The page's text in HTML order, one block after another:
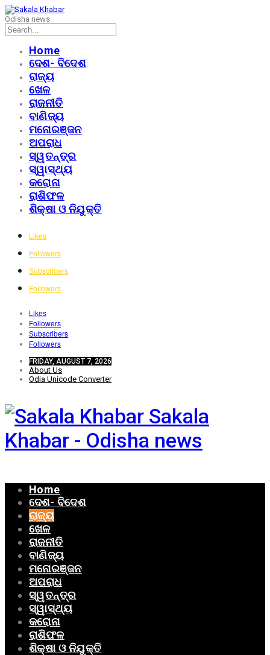
Odisha news
Home
ଦେଶ- ବିଦେଶ
ରାଜ୍ୟ
ଖେଳ
ରାଜନୀତି
ବାଣିଜ୍ୟ
ମନୋରଞ୍ଜନ
ଅପରାଧ
ସ୍ୱତନ୍ତ୍ର
ସ୍ୱାସ୍ଥ୍ୟ
କରୋନା
ରାଶିଫଳ
ଶିକ୍ଷା ଓ ନିଯୁକ୍ତି
Likes
Followers
Subscribers
Followers
Likes
Followers
Subscribers
Followers
FRIDAY, AUGUST 7, 2026
About Us
Odia Unicode Converter
Sakala
Khabar - Odisha news
Home
ଦେଶ- ବିଦେଶ
ରାଜ୍ୟ
ଖେଳ
ରାଜନୀତି
ବାଣିଜ୍ୟ
ମନୋରଞ୍ଜନ
ଅପରାଧ
ସ୍ୱତନ୍ତ୍ର
ସ୍ୱାସ୍ଥ୍ୟ
କରୋନା
ରାଶିଫଳ
ଶିକ୍ଷା ଓ ନିଯୁକ୍ତି